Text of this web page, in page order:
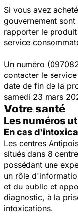
Si vous avez
gouvernement
rapporter le
service
Un numéro
contacter le
date de fin de la
samedi 23 mars
Votre santé
Les numéros
En cas
Les centres
situés dans 8
possédant une
un rôle
et du public et
diagnostic, à la
intoxications.